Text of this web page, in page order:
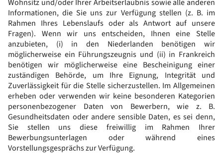
Wohnsitz und/oder Ihrer Arbeitserlaubnis sowie alle anderen
Informationen, die Sie uns zur Verfügung stellen (z. B. im
Rahmen Ihres Lebenslaufs oder als Antwort auf unsere
Fragen). Wenn wir uns entscheiden, Ihnen eine Stelle
anzubieten, (i) in den Niederlanden benötigen wir
möglicherweise ein Führungszeugnis und (ii) in Frankreich
benötigen wir möglicherweise eine Bescheinigung einer
zuständigen Behörde, um Ihre Eignung, Integrität und
Zuverlässigkeit für die Stelle sicherzustellen. Im Allgemeinen
erheben oder verwenden wir keine besonderen Kategorien
personenbezogener Daten von Bewerbern, wie z. B.
Gesundheitsdaten oder andere sensible Daten, es sei denn,
Sie stellen uns diese freiwillig im Rahmen Ihrer
Bewerbungsunterlagen oder während eines
Vorstellungsgesprächs zur Verfügung.